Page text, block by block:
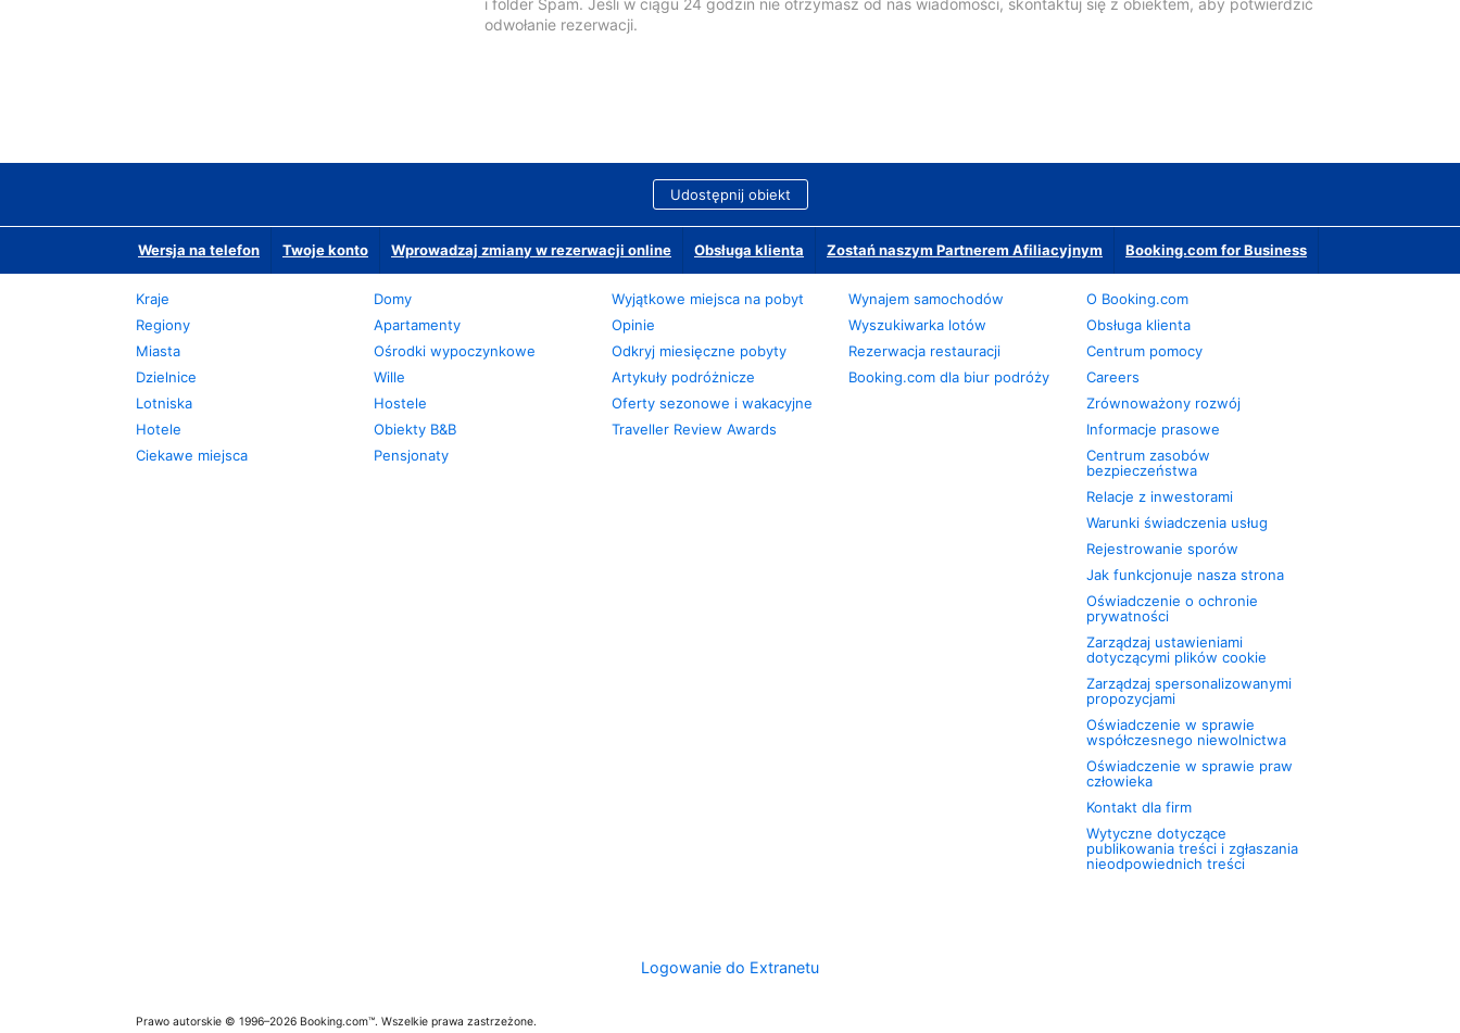
i folder Spam. Jeśli w ciągu 24 godzin nie otrzymasz od nas wiadomości, skontaktuj się z obiektem, aby potwierdzić
odwołanie rezerwacji.
Udostępnij obiekt
Wersja na telefon Twoje konto Wprowadzaj zmiany w rezerwacji online Obsługa klienta Zostań naszym Partnerem Afiliacyjnym Booking.com for Business
Kraje
Regiony
Miasta
Dzielnice
Lotniska
Hotele
Ciekawe miejsca
Domy
Apartamenty
Ośrodki wypoczynkowe
Wille
Hostele
Obiekty B&B
Pensjonaty
Wyjątkowe miejsca na pobyt
Opinie
Odkryj miesięczne pobyty
Artykuły podróżnicze
Oferty sezonowe i wakacyjne
Traveller Review Awards
Wynajem samochodów
Wyszukiwarka lotów
Rezerwacja restauracji
Booking.com dla biur podróży
O Booking.com
Obsługa klienta
Centrum pomocy
Careers
Zrównoważony rozwój
Informacje prasowe
Centrum zasobów
bezpieczeństwa
Relacje z inwestorami
Warunki świadczenia usług
Rejestrowanie sporów
Jak funkcjonuje nasza strona
Oświadczenie o ochronie
prywatności
Zarządzaj ustawieniami
dotyczącymi plików cookie
Zarządzaj spersonalizowanymi
propozycjami
Oświadczenie w sprawie
współczesnego niewolnictwa
Oświadczenie w sprawie praw
człowieka
Kontakt dla firm
Wytyczne dotyczące
publikowania treści i zgłaszania
nieodpowiednich treści
Logowanie do Extranetu
Prawo autorskie © 1996–2026 Booking.com™. Wszelkie prawa zastrzeżone.